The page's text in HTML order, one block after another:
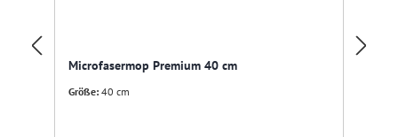
Microfasermop Premium 40 cm
Größe: 40 cm